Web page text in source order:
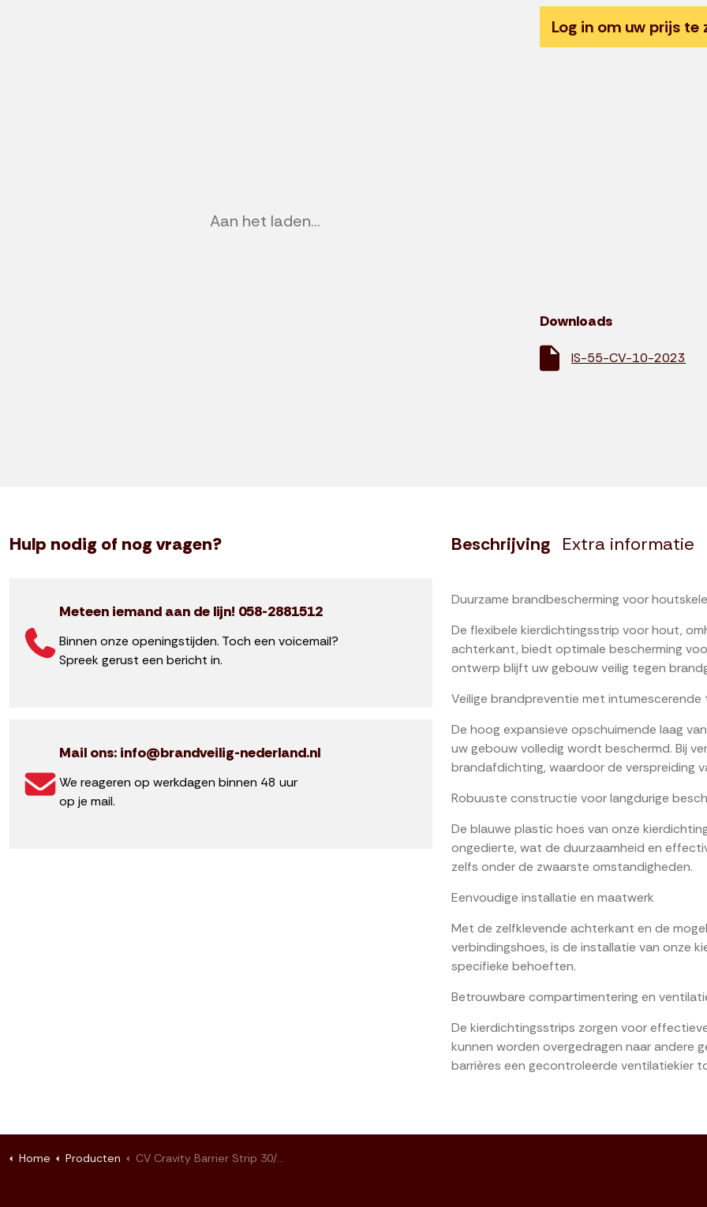
Aan het laden...
Log in om uw prijs te
Downloads
IS-55-CV-10-2023
Hulp nodig of nog vragen?
Meteen iemand aan de lijn! 058-2881512
Binnen onze openingstijden. Toch een voicemail?
Spreek gerust een bericht in.
Mail ons: info@brandveilig-nederland.nl
We reageren op werkdagen binnen 48 uur
op je mail.
Beschrijving Extra informatie
Duurzame brandbescherming voor
De flexibele kierdichtingsstrip voor hout,
achterkant, biedt optimale bescherming
ontwerp blijft uw gebouw veilig tegen
Veilige brandpreventie met
De hoog expansieve opschuimende laag
uw gebouw volledig wordt beschermd. Bij
brandafdichting, waardoor de verspreiding
Robuuste constructie voor langdurige
De blauwe plastic hoes van onze
ongedierte, wat de duurzaamheid en
zelfs onder de zwaarste omstandigheden.
Eenvoudige installatie en maatwerk
Met de zelfklevende achterkant en de
verbindingshoes, is de installatie van onze
specifieke behoeften.
Betrouwbare compartimentering en
De kierdichtingsstrips zorgen voor
kunnen worden overgedragen naar andere
barrières een gecontroleerde ventilatiekier
Home Producten CV Cravity Barrier Strip 30/4/(30/45) 1m